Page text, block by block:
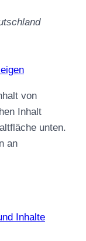
von
Inhalt
unten.
an
Inhalte